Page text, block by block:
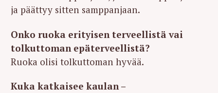
ja päättyy sitten samppanjaan.
Onko ruoka erityisen terveellistä vai
tolkuttoman epäterveellistä?
Ruoka olisi tolkuttoman hyvää.
Kuka katkaisee kaulan –